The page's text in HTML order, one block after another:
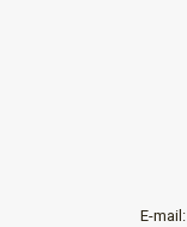
E-mail: